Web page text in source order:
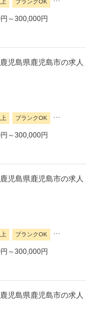
～300,000円
鹿児島県鹿児島市の求人
ブランクOK
～300,000円
鹿児島県鹿児島市の求人
ブランクOK ...
～300,000円
鹿児島県鹿児島市の求人